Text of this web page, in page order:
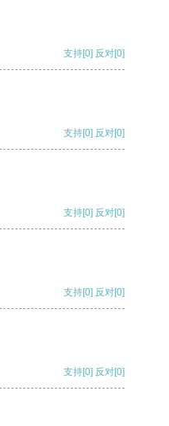
支持[0] 反对[0]
支持[0] 反对[0]
支持[0] 反对[0]
支持[0] 反对[0]
支持[0] 反对[0]